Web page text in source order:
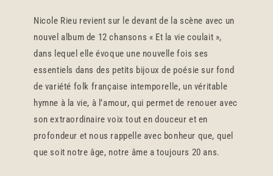
Nicole Rieu revient sur le devant de la scène avec un
nouvel album de 12 chansons « Et la vie coulait »,
dans lequel elle évoque une nouvelle fois ses
essentiels dans des petits bijoux de poésie sur fond
de variété folk française intemporelle, un véritable
hymne à la vie, à l’amour, qui permet de renouer avec
son extraordinaire voix tout en douceur et en
profondeur et nous rappelle avec bonheur que, quel
que soit notre âge, notre âme a toujours 20 ans.